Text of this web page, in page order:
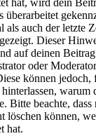
hat, wird dein
überarbeitet
als auch der letzte
Dieser
auf deinen
oder
können jedoch,
warum
Bitte beachte,
löschen können,
hat.